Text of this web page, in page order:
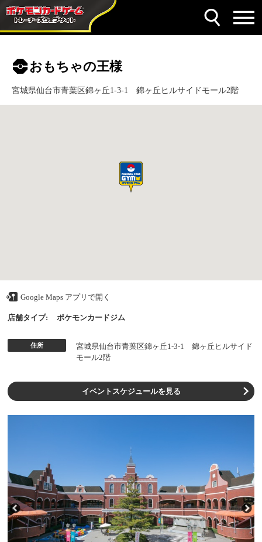
おもちゃの王様
宮城県仙台市青葉区錦ヶ丘1-3-1 錦ヶ丘ヒルサイドモール2階
Google Maps アプリで開く
店舗タイプ: ポケモンカードジム
住所
宮城県仙台市青葉区錦ヶ丘1-3-1 錦ヶ丘ヒルサイド
モール2階
イベントスケジュールを見る